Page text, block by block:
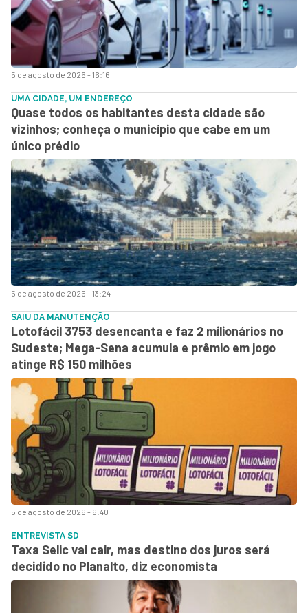
5 de agosto de 2026 - 16:16
5 de agosto de 2026 - 13:24
UMA CIDADE, UM ENDEREÇO
Quase todos os habitantes desta cidade são
vizinhos; conheça o município que cabe em um
único prédio
5 de agosto de 2026 - 6:40
SAIU DA MANUTENÇÃO
Lotofácil 3753 desencanta e faz 2 milionários no
Sudeste; Mega-Sena acumula e prêmio em jogo
atinge R$ 150 milhões
ENTREVISTA SD
Taxa Selic vai cair, mas destino dos juros será
decidido no Planalto, diz economista